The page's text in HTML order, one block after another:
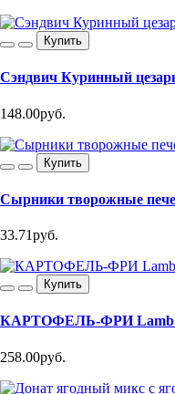
Купить
Сэндвич Куринный
148.00руб.
Купить
Сырники творожные
33.71руб.
Купить
КАРТОФЕЛЬ-ФРИ Lamb
258.00руб.